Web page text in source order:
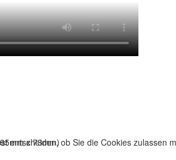
x 73mm)
entscheiden, ob Sie die Cookies